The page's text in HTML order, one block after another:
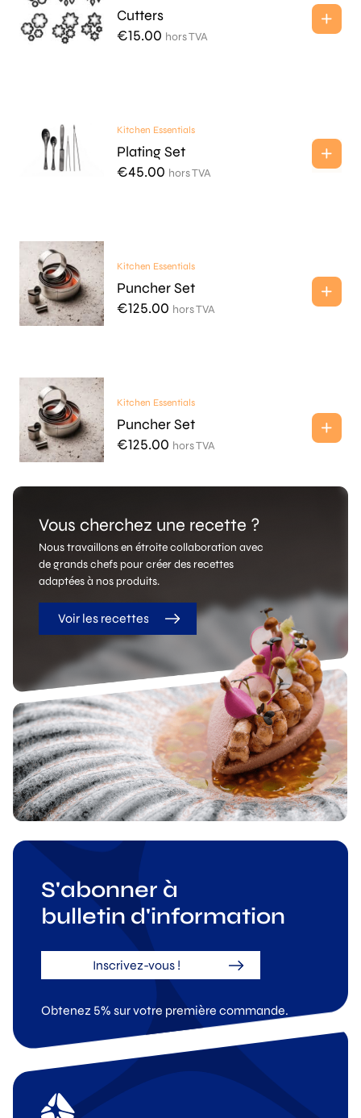
Cutters
€15.00 hors TVA
Kitchen Essentials
Plating Set
€45.00 hors TVA
Kitchen Essentials
Puncher Set
€125.00 hors TVA
Kitchen Essentials
Puncher Set
€125.00 hors TVA
Vous cherchez une recette ?
Nous travaillons en étroite collaboration avec
de grands chefs pour créer des recettes
adaptées à nos produits.
Voir les recettes
S'abonner à
bulletin d'information
Inscrivez-vous !
Obtenez 5% sur votre première commande.